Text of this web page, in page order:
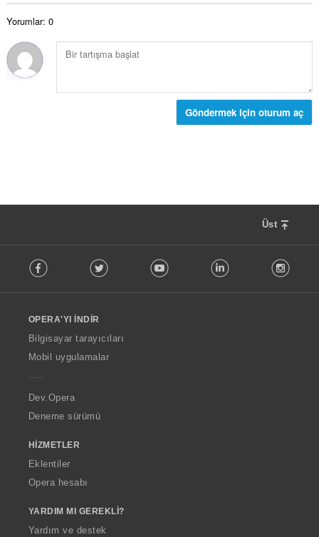
Yorumlar: 0
Göndermek için oturum aç
Üst
o
w
O
p
a
Facebook Twitter Youtube LinkedIn
OPERA'YI İNDIR
Bilgisayar tarayıcıları
Mobil uygulamalar
Dev.Opera
Deneme sürümü
HIZMETLER
Eklentiler
Opera hesabı
YARDIM MI GEREKLI?
Yardım ve destek